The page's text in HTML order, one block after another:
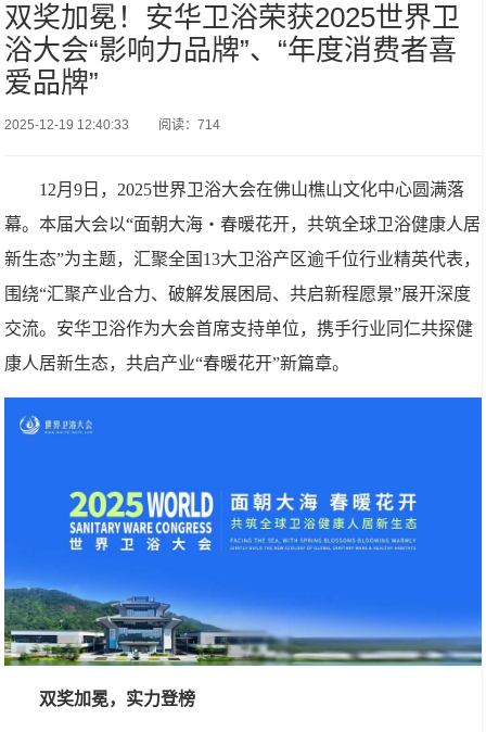
双奖加冕！安华卫浴荣获2025世界卫
浴大会“影响力品牌”、“年度消费者喜
爱品牌”
2025-12-19 12:40:33 阅读：714
12月9日，2025世界卫浴大会在佛山樵山文化中心圆满落
幕。本届大会以“面朝大海・春暖花开，共筑全球卫浴健康人居
新生态”为主题，汇聚全国13大卫浴产区逾千位行业精英代表，
围绕“汇聚产业合力、破解发展困局、共启新程愿景”展开深度
交流。安华卫浴作为大会首席支持单位，携手行业同仁共探健
康人居新生态，共启产业“春暖花开”新篇章。
双奖加冕，实力登榜